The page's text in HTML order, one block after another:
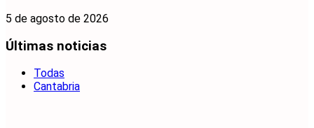
5 de agosto de 2026
Últimas noticias
Todas
Cantabria